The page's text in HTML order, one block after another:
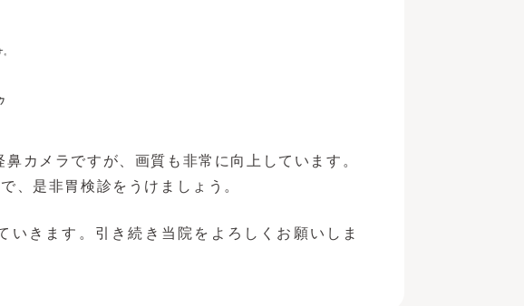
カメラですが、画質も非常に向上しています。
、是非胃検診をうけましょう。
いきます。引き続き当院をよろしくお願いしま